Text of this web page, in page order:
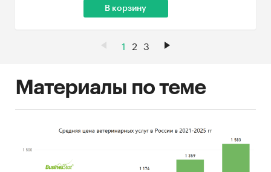
В корзину
1 2 3
Материалы по теме